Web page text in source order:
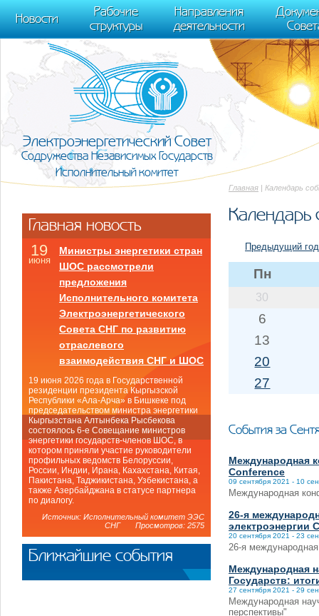
m[i].l=1*new Date(); for (var j = 0; j < document.scripts.length; j++) {if
[0],k.async=1,k.src=r,a.parentNode.insertBefore(k,a)}) (window,
trackLinks:true, accurateTrackBounce:true });
Новости
Рабочие
структуры
Направления
деятельности
Электроэнергетический Совет
Содружества Независимых Государств
Исполнительный комитет
Главная | Календарь
Календарь
Предыдущий год
Пн
30
6
13
20
27
События за
Международная
Conference
09 сентября 2021 - 10
Международная
26-я
электроэнергии
20 сентября 2021 - 23
26-я
Международная
Государств:
27 сентября 2021 - 29
Международная
перспективы"
Главная новость
19
июня
Министры энергетики стран
ШОС рассмотрели
предложения
Исполнительного комитета
Электроэнергетического
Совета СНГ по развитию
отраслевого
взаимодействия СНГ и ШОС
19 июня 2026 года в Государственной
резиденции президента Кыргызской
Республики «Ала-Арча» в Бишкеке под
председательством министра энергетики
Кыргызстана Алтынбека Рысбекова
состоялось 6-е Совещание министров
энергетики государств-членов ШОС, в
котором приняли участие руководители
профильных ведомств Белоруссии,
России, Индии, Ирана, Кахахстана, Китая,
Пакистана, Таджикистана, Узбекистана, а
также Азербайджана в статусе партнера
по диалогу.
Источник: Исполнительный комитет ЭЭС
СНГ Просмотров: 2575
Ближайшие события